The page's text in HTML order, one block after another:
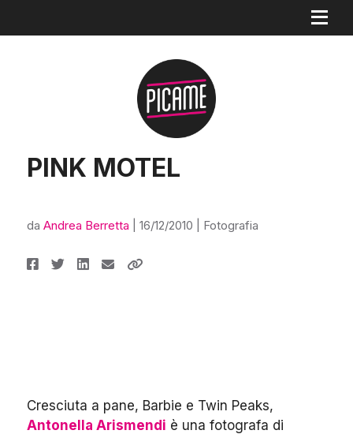
PINK MOTEL
da Andrea Berretta 16/12/2010 Fotografia
Cresciuta a pane, Barbie e Twin Peaks,
Antonella Arismendi è una fotografa di